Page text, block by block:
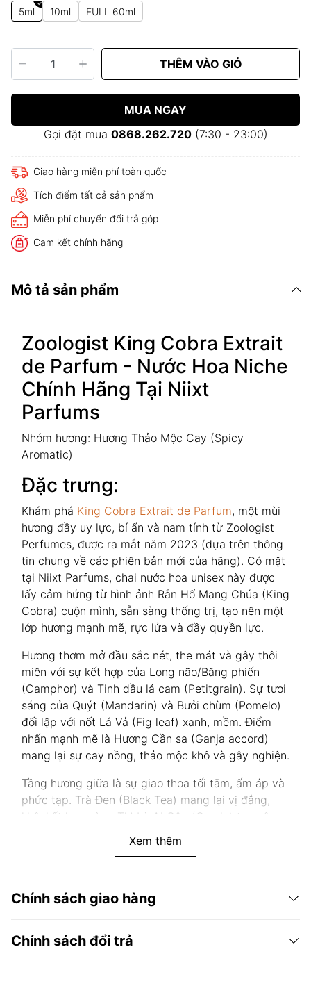
5ml
10ml FULL 60ml
THÊM VÀO GIỎ
MUA NGAY
Gọi đặt mua 0868.262.720(7:30 - 23:00)
Giao hàng miễn phí toàn quốc
Tích điểm tất cả sản phẩm
Miễn phí chuyển đổi trả góp
Cam kết chính hãng
Mô tả sản phẩm
Zoologist King Cobra Extrait
de Parfum - Nước Hoa Niche
Chính Hãng Tại Niixt
Parfums
Nhóm hương: Hương Thảo Mộc Cay (Spicy
Aromatic)
Đặc trưng:
Khám phá King Cobra Extrait de Parfum, một mùi
hương đầy uy lực, bí ẩn và nam tính từ Zoologist
Perfumes, được ra mắt năm 2023 (dựa trên thông
tin chung về các phiên bản mới của hãng). Có mặt
tại Niixt Parfums, chai nước hoa unisex này được
lấy cảm hứng từ hình ảnh Rắn Hổ Mang Chúa (King
Cobra) cuộn mình, sẵn sàng thống trị, tạo nên một
lớp hương mạnh mẽ, rực lửa và đầy quyền lực.
Hương thơm mở đầu sắc nét, the mát và gây thôi
miên với sự kết hợp của Long não/Băng phiến
(Camphor) và Tinh dầu lá cam (Petitgrain). Sự tươi
sáng của Quýt (Mandarin) và Bưởi chùm (Pomelo)
đối lập với nốt Lá Vả (Fig leaf) xanh, mềm. Điểm
nhấn mạnh mẽ là Hương Cần sa (Ganja accord)
mang lại sự cay nồng, thảo mộc khô và gây nghiện.
Tầng hương giữa là sự giao thoa tối tăm, ấm áp và
phức tạp. Trà Đen (Black Tea) mang lại vị đắng,
khô, kết hợp cùng Thì Là Ai Cập (Cumin) tạo nên
sự ấm áp, gia vị. Hương Đất (Soil accord) tái hiện
sự mộc mạc của rừng rậm Ấn Độ, trong khi Da
Nền hương cuối là sự tôn vinh quyền lực với Hương
(Amber) ấm áp, cùng sự hòa quyện của Hoắc
Xem thêm
Chính sách giao hàng
Chính sách đổi trả